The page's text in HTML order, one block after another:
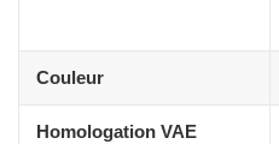
Couleur
Homologation VAE